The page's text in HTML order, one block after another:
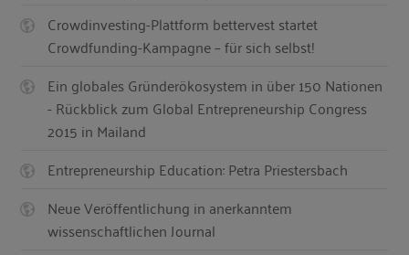
Crowdinvesting-Plattform bettervest startet
Crowdfunding-Kampagne – für sich selbst!
Ein globales Gründerökosystem in über 150 Nationen
- Rückblick zum Global Entrepreneurship Congress
2015 in Mailand
Entrepreneurship Education: Petra Priestersbach
Neue Veröffentlichung in anerkanntem
wissenschaftlichen Journal